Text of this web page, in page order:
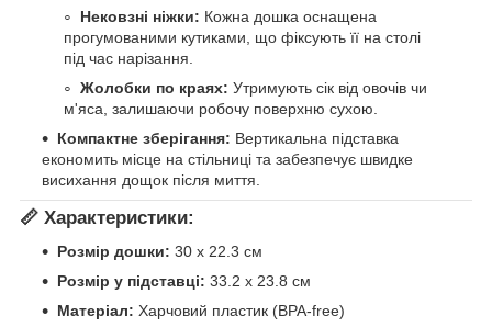
Нековзні ніжки: Кожна дошка оснащена
прогумованими кутиками, що фіксують її на столі
під час нарізання.
Жолобки по краях: Утримують сік від овочів чи
м'яса, залишаючи робочу поверхню сухою.
Компактне зберігання: Вертикальна підставка
економить місце на стільниці та забезпечує швидке
висихання дощок після миття.
📏 Характеристики:
Розмір дошки: 30 х 22.3 см
Розмір у підставці: 33.2 х 23.8 см
Матеріал: Харчовий пластик (BPA-free)